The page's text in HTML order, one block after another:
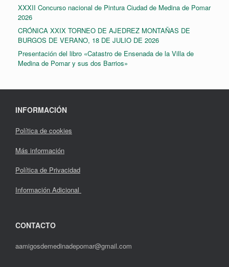
XXXII Concurso nacional de Pintura Ciudad de Medina de Pomar
2026
CRÓNICA XXIX TORNEO DE AJEDREZ MONTAÑAS DE
BURGOS DE VERANO, 18 DE JULIO DE 2026
Presentación del libro «Catastro de Ensenada de la Villa de
Medina de Pomar y sus dos Barrios»
INFORMACIÓN
Política de cookies
Más información
Política de Privacidad
Información Adicional
CONTACTO
aamigosdemedinadepomar@gmail.com